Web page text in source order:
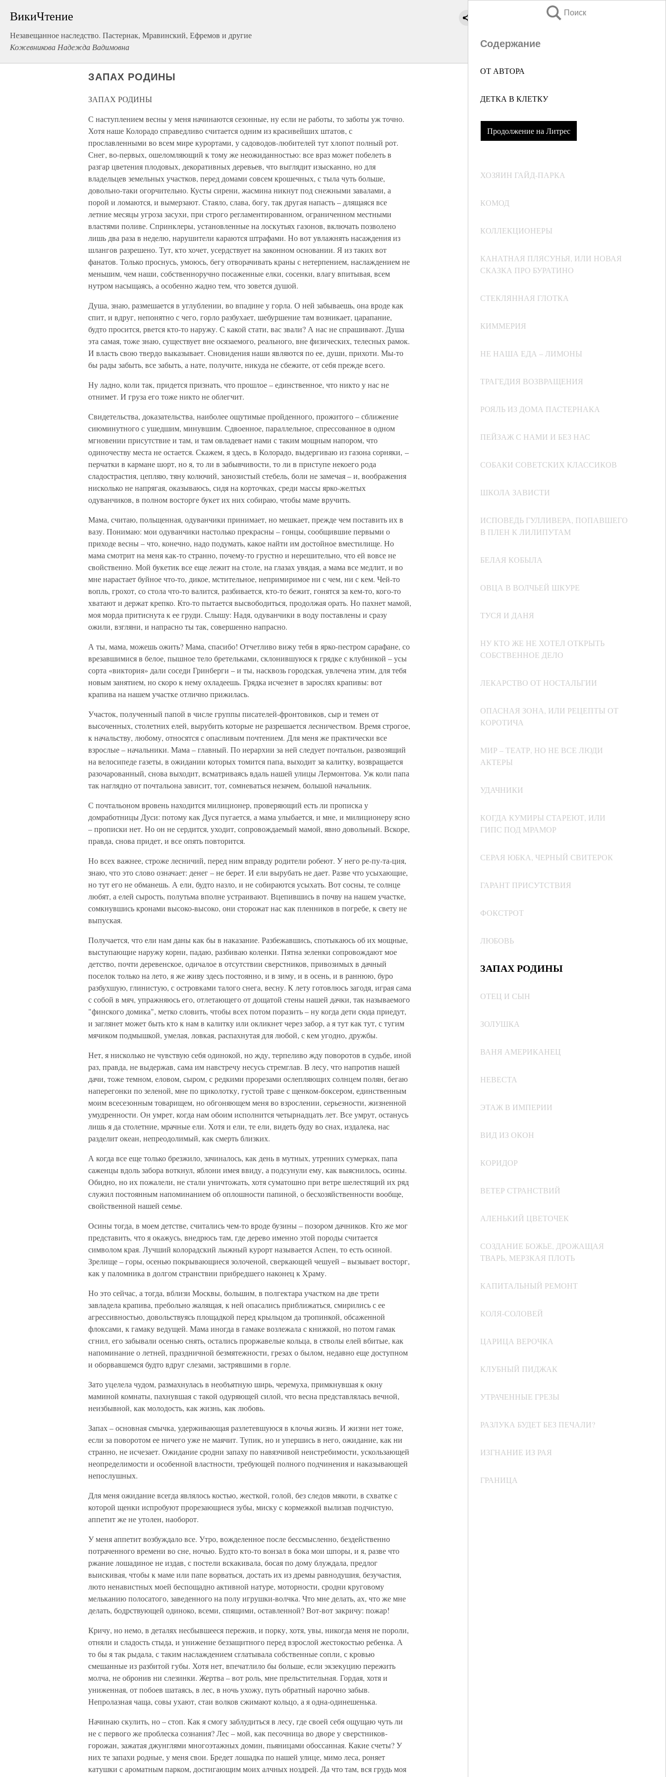
ВикиЧтение
Незавещанное наследство. Пастернак, Мравинский, Ефремов и другие
Кожевникова Надежда Вадимовна
Поиск
Содержание
ОТ АВТОРА
ДЕТКА В КЛЕТКУ
Продолжение на Литрес
ХОЗЯИН ГАЙД-ПАРКА
КОМОД
КОЛЛЕКЦИОНЕРЫ
КАНАТНАЯ ПЛЯСУНЬЯ, ИЛИ НОВАЯ
СКАЗКА ПРО БУРАТИНО
СТЕКЛЯННАЯ ГЛОТКА
КИММЕРИЯ
НЕ НАША ЕДА – ЛИМОНЫ
ТРАГЕДИЯ ВОЗВРАЩЕНИЯ
РОЯЛЬ ИЗ ДОМА ПАСТЕРНАКА
ПЕЙЗАЖ С НАМИ И БЕЗ НАС
СОБАКИ СОВЕТСКИХ КЛАССИКОВ
ШКОЛА ЗАВИСТИ
ИСПОВЕДЬ ГУЛЛИВЕРА, ПОПАВШЕГО
В ПЛЕН К ЛИЛИПУТАМ
БЕЛАЯ КОБЫЛА
ОВЦА В ВОЛЧЬЕЙ ШКУРЕ
ТУСЯ И ДАНЯ
НУ КТО ЖЕ НЕ ХОТЕЛ ОТКРЫТЬ
СОБСТВЕННОЕ ДЕЛО
ЛЕКАРСТВО ОТ НОСТАЛЬГИИ
ОПАСНАЯ ЗОНА, ИЛИ РЕЦЕПТЫ ОТ
КОРОТИЧА
МИР – ТЕАТР, НО НЕ ВСЕ ЛЮДИ
АКТЕРЫ
УДАЧНИКИ
КОГДА КУМИРЫ СТАРЕЮТ, ИЛИ
ГИПС ПОД МРАМОР
СЕРАЯ ЮБКА, ЧЕРНЫЙ СВИТЕРОК
ГАРАНТ ПРИСУТСТВИЯ
ФОКСТРОТ
ЛЮБОВЬ
ЗАПАХ РОДИНЫ
ОТЕЦ И СЫН
ЗОЛУШКА
ВАНЯ АМЕРИКАНЕЦ
НЕВЕСТА
ЭТАЖ В ИМПЕРИИ
ВИД ИЗ ОКОН
КОРИДОР
ВЕТЕР СТРАНСТВИЙ
АЛЕНЬКИЙ ЦВЕТОЧЕК
СОЗДАНИЕ БОЖЬЕ, ДРОЖАЩАЯ
ТВАРЬ, МЕРЗКАЯ ПЛОТЬ
КАПИТАЛЬНЫЙ РЕМОНТ
КОЛЯ-СОЛОВЕЙ
ЦАРИЦА ВЕРОЧКА
КЛУБНЫЙ ПИДЖАК
УТРАЧЕННЫЕ ГРЕЗЫ
РАЗЛУКА БУДЕТ БЕЗ ПЕЧАЛИ?
ИЗГНАНИЕ ИЗ РАЯ
ГРАНИЦА
ЗАПАХ РОДИНЫ
ЗАПАХ РОДИНЫ
С наступлением весны у меня начинаются сезонные, ну если не работы, то заботы уж точно.
Хотя наше Колорадо справедливо считается одним из красивейших штатов, с
прославленными во всем мире курортами, у садоводов-любителей тут хлопот полный рот.
Снег, во-первых, ошеломляющий к тому же неожиданностью: все враз может побелеть в
разгар цветения плодовых, декоративных деревьев, что выглядит изысканно, но для
владельцев земельных участков, перед домами совсем крошечных, с тыла чуть больше,
довольно-таки огорчительно. Кусты сирени, жасмина никнут под снежными завалами, а
порой и ломаются, и вымерзают. Стаяло, слава, богу, так другая напасть – длящаяся все
летние месяцы угроза засухи, при строго регламентированном, ограниченном местными
властями поливе. Спринклеры, установленные на лоскутьях газонов, включать позволено
лишь два раза в неделю, нарушители караются штрафами. Но вот увлажнять насаждения из
шлангов разрешено. Тут, кто хочет, усердствует на законном основании. Я из таких вот
фанатов. Только проснусь, умоюсь, бегу отворачивать краны с нетерпением, наслаждением не
меньшим, чем наши, собственноручно посаженные елки, сосенки, влагу впитывая, всем
нутром насыщаясь, а особенно жадно тем, что зовется душой.
Душа, знаю, размешается в углублении, во впадине у горла. О ней забываешь, она вроде как
спит, и вдруг, непонятно с чего, горло разбухает, шебуршение там возникает, царапание,
будто просится, рвется кто-то наружу. С какой стати, вас звали? А нас не спрашивают. Душа
эта самая, тоже знаю, существует вне осязаемого, реального, вне физических, телесных рамок.
И власть свою твердо выказывает. Сновидения наши являются по ее, души, прихоти. Мы-то
бы рады забыть, все забыть, а нате, получите, никуда не сбежите, от себя прежде всего.
Ну ладно, коли так, придется признать, что прошлое – единственное, что никто у нас не
отнимет. И груза его тоже никто не облегчит.
Свидетельства, доказательства, наиболее ощутимые пройденного, прожитого – сближение
сиюминутного с ушедшим, минувшим. Сдвоенное, параллельное, спрессованное в одном
мгновении присутствие и там, и там овладевает нами с таким мощным напором, что
одиночеству места не остается. Скажем, я здесь, в Колорадо, выдергиваю из газона сорняки, –
перчатки в кармане шорт, но я, то ли в забывчивости, то ли в приступе некоего рода
сладострастия, цепляю, тяну колючий, занозистый стебель, боли не замечая – и, воображения
нисколько не напрягая, оказываюсь, сидя на корточках, среди массы ярко-желтых
одуванчиков, в полном восторге букет их них собираю, чтобы маме вручить.
Мама, считаю, польщенная, одуванчики принимает, но мешкает, прежде чем поставить их в
вазу. Понимаю: мои одуванчики настолько прекрасны – гонцы, сообщившие первыми о
приходе весны – что, конечно, надо подумать, какое найти им достойное вместилище. Но
мама смотрит на меня как-то странно, почему-то грустно и нерешительно, что ей вовсе не
свойственно. Мой букетик все еще лежит на столе, на глазах увядая, а мама все медлит, и во
мне нарастает буйное что-то, дикое, мстительное, непримиримое ни с чем, ни с кем. Чей-то
вопль, грохот, со стола что-то валится, разбивается, кто-то бежит, гонятся за кем-то, кого-то
хватают и держат крепко. Кто-то пытается высвободиться, продолжая орать. Но пахнет мамой,
моя морда притиснута к ее груди. Слышу: Надя, одуванчики в воду поставлены и сразу
ожили, взгляни, и напрасно ты так, совершенно напрасно.
А ты, мама, можешь ожить? Мама, спасибо! Отчетливо вижу тебя в ярко-пестром сарафане, со
врезавшимися в белое, пышное тело бретельками, склонившуюся к грядке с клубникой – усы
сорта «виктория» дали соседи Гринберги – и ты, насквозь городская, увлечена этим, для тебя
новым занятием, но скоро к нему охладеешь. Грядка исчезнет в зарослях крапивы: вот
крапива на нашем участке отлично прижилась.
Участок, полученный папой в числе группы писателей-фронтовиков, сыр и темен от
высоченных, столетних елей, вырубить которые не разрешается лесничеством. Время строгое,
к начальству, любому, относятся с опасливым почтением. Для меня же практически все
взрослые – начальники. Мама – главный. По иерархии за ней следует почтальон, развозящий
на велосипеде газеты, в ожидании которых томится папа, выходит за калитку, возвращается
разочарованный, снова выходит, всматриваясь вдаль нашей улицы Лермонтова. Уж коли папа
так наглядно от почтальона зависит, тот, сомневаться незачем, большой начальник.
С почтальоном вровень находится милиционер, проверяющий есть ли прописка у
домработницы Дуси: потому как Дуся пугается, а мама улыбается, и мне, и милиционеру ясно
– прописки нет. Но он не сердится, уходит, сопровождаемый мамой, явно довольный. Вскоре,
правда, снова придет, и все опять повторится.
Но всех важнее, строже лесничий, перед ним вправду родители робеют. У него ре-пу-та-ция,
знаю, что это слово означает: денег – не берет. И ели вырубать не дает. Разве что усыхающие,
но тут его не обманешь. А ели, будто назло, и не собираются усыхать. Вот сосны, те солнце
любят, а елей сырость, полутьма вполне устраивают. Вцепившись в почву на нашем участке,
сомкнувшись кронами высоко-высоко, они сторожат нас как пленников в погребе, к свету не
выпуская.
Получается, что ели нам даны как бы в наказание. Разбежавшись, спотыкаюсь об их мощные,
выступающие наружу корни, падаю, разбиваю коленки. Пятна зеленки сопровождают мое
детство, почти деревенское, одичалое в отсутствии сверстников, привозимых в дачный
поселок только на лето, я же живу здесь постоянно, и в зиму, и в осень, и в раннюю, буро
разбухшую, глинистую, с островками талого снега, весну. К лету готовлюсь загодя, играя сама
с собой в мяч, упражняюсь его, отлетающего от дощатой стены нашей дачки, так называемого
"финского домика", метко словить, чтобы всех потом поразить – ну когда дети сюда приедут,
и заглянет может быть кто к нам в калитку или окликнет через забор, а я тут как тут, с тугим
мячиком подмышкой, умелая, ловкая, распахнутая для любой, с кем угодно, дружбы.
Нет, я нисколько не чувствую себя одинокой, но жду, терпеливо жду поворотов в судьбе, иной
раз, правда, не выдержав, сама им навстречу несусь стремглав. В лесу, что напротив нашей
дачи, тоже темном, еловом, сыром, с редкими прорезами ослепляющих солнцем полян, бегаю
наперегонки по зеленой, мне по щиколотку, густой траве с щенком-боксером, единственным
моим всесезонным товарищем, но обгоняющем меня во взрослении, серьезности, жизненной
умудренности. Он умрет, когда нам обоим исполнится четырнадцать лет. Все умрут, останусь
лишь я да столетние, мрачные ели. Хотя и ели, те ели, видеть буду во снах, издалека, нас
разделит океан, непреодолимый, как смерть близких.
А когда все еще только брезжило, зачиналось, как день в мутных, утренних сумерках, папа
саженцы вдоль забора воткнул, яблони имея ввиду, а подсунули ему, как выяснилось, осины.
Обидно, но их пожалели, не стали уничтожать, хотя суматошно при ветре шелестящий их ряд
служил постоянным напоминанием об оплошности папиной, о бесхозяйственности вообще,
свойственной нашей семье.
Осины тогда, в моем детстве, считались чем-то вроде бузины – позором дачников. Кто же мог
представить, что я окажусь, внедрюсь там, где дерево именно этой породы считается
символом края. Лучший колорадский лыжный курорт называется Аспен, то есть осиной.
Зрелище – горы, осенью покрывающиеся золоченой, сверкающей чешуей – вызывает восторг,
как у паломника в долгом странствии прибредшего наконец к Храму.
Но это сейчас, а тогда, вблизи Москвы, большим, в полгектара участком на две трети
завладела крапива, пребольно жалящая, к ней опасались приближаться, смирились с ее
агрессивностью, довольствуясь площадкой перед крыльцом да тропинкой, обсаженной
флоксами, к гамаку ведущей. Мама иногда в гамаке возлежала с книжкой, но потом гамак
сгнил, его забывали осенью снять, остались проржавелые кольца, в стволы елей вбитые, как
напоминание о летней, праздничной безмятежности, грезах о былом, недавно еще доступном
и оборвавшемся будто вдруг слезами, застрявшими в горле.
Зато уцелела чудом, размахнулась в необъятную ширь, черемуха, примкнувшая к окну
маминой комнаты, пахнувшая с такой одуряющей силой, что весна представлялась вечной,
неизбывной, как молодость, как жизнь, как любовь.
Запах – основная смычка, удерживающая разлетевшуюся в клочья жизнь. И жизни нет тоже,
если за поворотом ее ничего уже не маячит. Тупик, но и упершись в него, ожидание, как ни
странно, не исчезает. Ожидание сродни запаху по навязчивой неистребимости, ускользающей
неопределимости и особенной властности, требующей полного подчинения и наказывающей
непослушных.
Для меня ожидание всегда являлось костью, жесткой, голой, без следов мякоти, в схватке с
которой щенки испробуют прорезающиеся зубы, миску с кормежкой вылизав подчистую,
аппетит же не утолен, наоборот.
У меня аппетит возбуждало все. Утро, вожделенное после бессмысленно, бездейственно
потраченного времени во сне, ночью. Будто кто-то вонзал в бока мои шпоры, и я, разве что
ржание лошадиное не издав, с постели вскакивала, босая по дому блуждала, предлог
выискивая, чтобы к маме или папе ворваться, достать их из дремы равнодушия, безучастия,
люто ненавистных моей беспощадно активной натуре, моторности, сродни круговому
мельканию полосатого, заведенного на полу игрушки-волчка. Что мне делать, ах, что же мне
делать, бодрствующей одиноко, всеми, спящими, оставленной? Вот-вот закричу: пожар!
Кричу, но немо, в деталях несбывшееся пережив, и порку, хотя, увы, никогда меня не пороли,
отняли и сладость стыда, и унижение беззащитного перед взрослой жестокостью ребенка. А
то бы я так рыдала, с таким наслаждением сглатывала собственные сопли, с кровью
смешанные из разбитой губы. Хотя нет, впечатлило бы больше, если экзекуцию пережить
молча, не обронив ни слезинки. Жертва – вот роль, мне прельстительная. Гордая, хотя и
униженная, от побоев шатаясь, в лес, в ночь ухожу, путь обратный нарочно забыв.
Непролазная чаща, совы ухают, стаи волков сжимают кольцо, а я одна-одинешенька.
Начинаю скулить, но – стоп. Как я смогу заблудиться в лесу, где своей себя ощущаю чуть ли
не с первого же проблеска сознания? Лес – мой, как песочница во дворе у сверстников-
горожан, зажатая джунглями многоэтажных домин, пьяницами обоссанная. Какие счеты? У
них те запахи родные, у меня свои. Бредет лошадка по нашей улице, мимо леса, роняет
катушки с ароматным парком, достигающим моих алчных ноздрей. Да что там, вся грудь моя